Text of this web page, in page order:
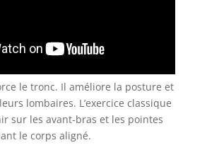
le tronc. Il améliore la posture et
lombaires. L’exercice classique
sur les avant-bras et les pointes
le corps aligné.